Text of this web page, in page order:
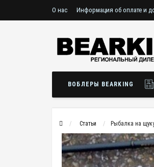
О нас Информация об оплате и
ВОБЛЕРЫ BEARKING
Статьи Рыбалка на